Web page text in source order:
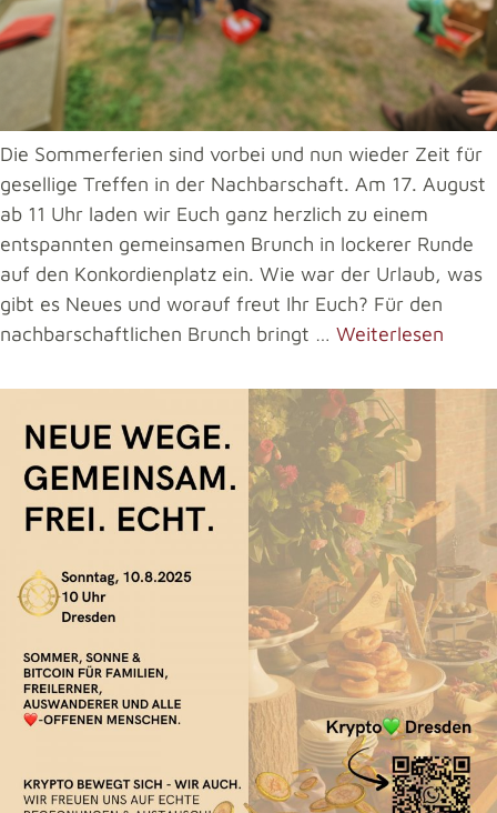
Die Sommerferien sind vorbei und nun wieder Zeit für
gesellige Treffen in der Nachbarschaft. Am 17. August
ab 11 Uhr laden wir Euch ganz herzlich zu einem
entspannten gemeinsamen Brunch in lockerer Runde
auf den Konkordienplatz ein. Wie war der Urlaub, was
gibt es Neues und worauf freut Ihr Euch? Für den
nachbarschaftlichen Brunch bringt … Weiterlesen